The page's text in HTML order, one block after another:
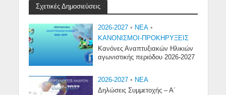
Σχετικές Δημοσιεύσεις
2026-2027 • NEA •
ΚΑΝΟΝΙΣΜΟΙ-ΠΡΟΚΗΡΥΞΕΙΣ
Κανόνες Αναπτυξιακών Ηλικιών
αγωνιστικής περιόδου 2026-2027
2026-2027 • NEA
Δηλώσεις Συμμετοχής – Α΄